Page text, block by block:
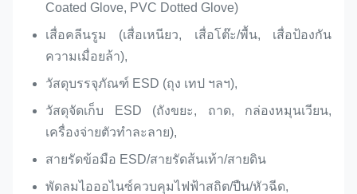
Coated Glove, PVC Dotted Glove)
เสื่อคลีนรูม (เสื่อเหนียว, เสื่อโต๊ะ/พื้น, เสื่อป้องกัน
ความเมื่อยล้า),
วัสดุบรรจุภัณฑ์ ESD (ถุง เทป ฯลฯ),
วัสดุจัดเก็บ ESD (ถังขยะ, ถาด, กล่องหมุนเวียน,
เครื่องจ่ายตัวทำละลาย),
สายรัดข้อมือ ESD/สายรัดส้นเท้า/สายดิน
พัดลมไอออไนซ์ควบคุมไฟฟ้าสถิต/ปืน/หัวฉีด,